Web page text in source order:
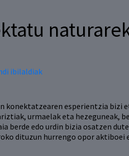
ibilaldiak
konektatzearen esperientzia bizi
urmaelak eta hezeguneak,
berde edo urdin bizia osatzen
dituzun hurrengo opor aktiboei